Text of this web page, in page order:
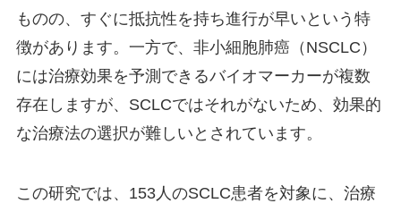
ものの、すぐに抵抗性を持ち進行が早いという特
徴があります。一方で、非小細胞肺癌（NSCLC）
には治療効果を予測できるバイオマーカーが複数
存在しますが、SCLCではそれがないため、効果的
な治療法の選択が難しいとされています。
この研究では、153人のSCLC患者を対象に、治療